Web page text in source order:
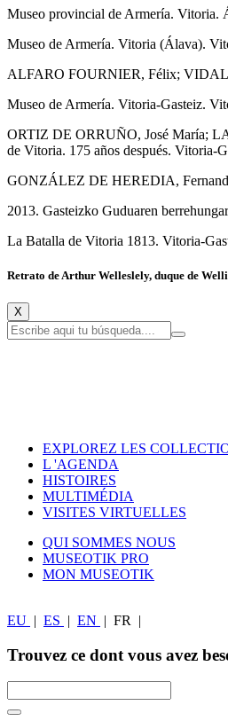
Museo provincial de Armería. Vitoria.
Museo de Armería. Vitoria (Álava).
ALFARO FOURNIER, Félix; VIDAL-
Museo de Armería. Vitoria-Gasteiz.
ORTIZ DE ORRUÑO, José María;
de Vitoria. 175 años después. Vitoria-
GONZÁLEZ DE HEREDIA,
2013. Gasteizko Guduaren
La Batalla de Vitoria 1813. Vitoria-
Retrato de Arthur Welleslely, duque de
X
EXPLOREZ LES
L 'AGENDA
HISTOIRES
MULTIMÉDIA
VISITES VIRTUELLES
QUI SOMMES NOUS
MUSEOTIK PRO
MON MUSEOTIK
EU | ES | EN | FR |
Trouvez ce dont vous avez